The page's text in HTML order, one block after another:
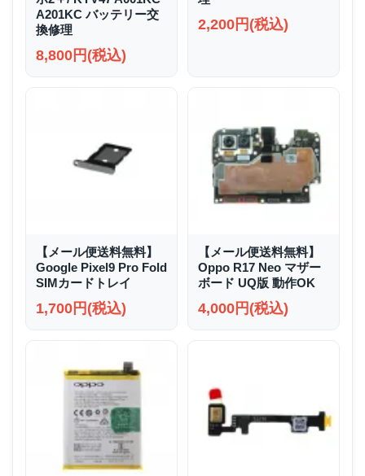
A201KC バッテリー交
換修理
8,800円(税込)
2,200円(税込)
【メール便送料無料】
Google Pixel9 Pro Fold
SIMカードトレイ
1,700円(税込)
【メール便送料無料】
Oppo R17 Neo マザー
ボード UQ版 動作OK
4,000円(税込)